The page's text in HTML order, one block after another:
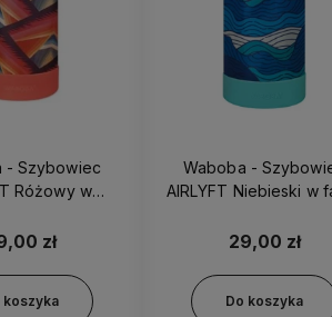
- Szybowiec
Różowy w
zł
koszyka
Waboba -
AIRLYFT Niebieski w
29,00 zł
Do koszyka